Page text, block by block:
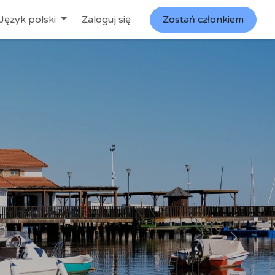
Skontaktuj się z nami Spotkanie Stanowiska
Język polski Zaloguj się Zostań członkiem